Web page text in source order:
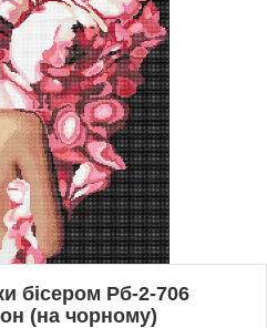
бісером Рб-2-706
(на чорному)